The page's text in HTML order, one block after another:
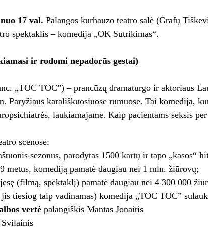
17 val. Palangos kurhauzo teatro salė (Grafų
spektaklis – komedija „OK Sutrikimas“.
ir rodomi nepadorūs gestai)
„TOC TOC”) – prancūzų dramaturgo ir aktoriaus
Paryžiaus karališkuosiuose rūmuose. Tai komedija,
laukiamajame. Kaip pacientams seksis
scenose:
sezonus, parodytas 1500 kartų ir tapo „kasos“
metus, komediją pamatė daugiau nei 1 mln. žiūrovų;
(filmą, spektaklį) pamatė daugiau nei 4 300 000
tiesiog taip vadinamas) komedija „TOC TOC”
vertėpalangiškis Mantas Jonaitis